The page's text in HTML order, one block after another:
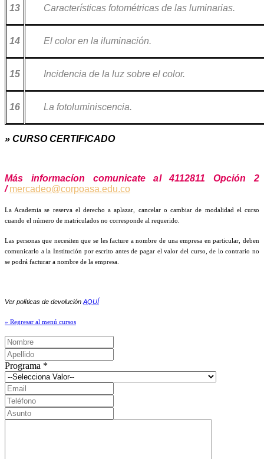
13 Características fotométricas de las luminarias.
14 El color en la iluminación.
15 Incidencia de la luz sobre el color.
16 La fotoluminiscencia.
» CURSO CERTIFICADO
Más informacíon comunicate al 4112811 Opción 2
/mercadeo@corpoasa.edu.co
La Academia se reserva el derecho a aplazar, cancelar o cambiar de modalidad el curso
cuando el número de matriculados no corresponde al requerido.
Las personas que necesiten que se les facture a nombre de una empresa en particular, deben
comunicarlo a la Institución por escrito antes de pagar el valor del curso, de lo contrario no
se podrá facturar a nombre de la empresa.
Ver políticas de devolución AQUÍ
» Regresar al menú cursos
Programa *